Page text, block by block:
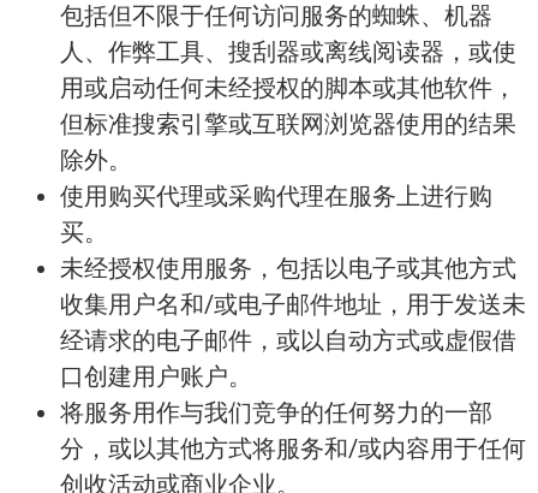
包括但不限于任何访问服务的蜘蛛、机器
人、作弊工具、搜刮器或离线阅读器，或使
用或启动任何未经授权的脚本或其他软件，
但标准搜索引擎或互联网浏览器使用的结果
除外。
使用购买代理或采购代理在服务上进行购
买。
未经授权使用服务，包括以电子或其他方式
收集用户名和/或电子邮件地址，用于发送未
经请求的电子邮件，或以自动方式或虚假借
口创建用户账户。
将服务用作与我们竞争的任何努力的一部
分，或以其他方式将服务和/或内容用于任何
创收活动或商业企业。